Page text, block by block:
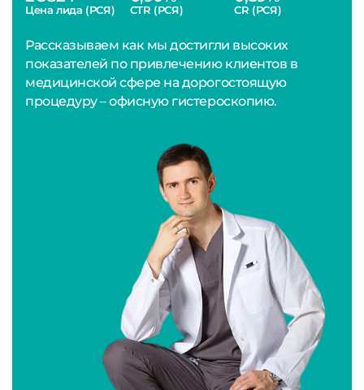
Цена лида (РСЯ) CTR (РСЯ) CR (РСЯ)
Рассказываем как мы достигли высоких
показателей по привлечению клиентов в
медицинской сфере на дорогостоящую
процедуру – офисную гистероскопию.